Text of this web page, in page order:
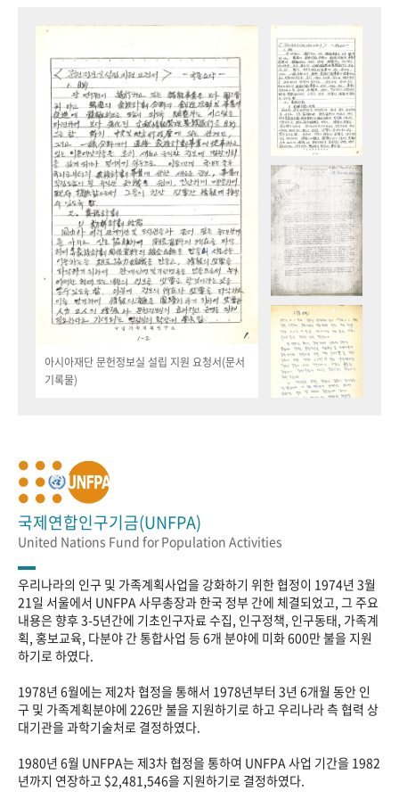
아시아재단 문헌정보실 설립 지원 요청서(문서
기록물)
국제연합인구기금(UNFPA)
United Nations Fund for Population Activities
우리나라의 인구 및 가족계획사업을 강화하기 위한 협정이 1974년 3월
21일 서울에서 UNFPA 사무총장과 한국 정부 간에 체결되었고, 그 주요
내용은 향후 3-5년간에 기초인구자료 수집, 인구정책, 인구동태, 가족계
획, 홍보교육, 다분야 간 통합사업 등 6개 분야에 미화 600만 불을 지원
하기로 하였다.
1978년 6월에는 제2차 협정을 통해서 1978년부터 3년 6개월 동안 인
구 및 가족계획분야에 226만 불을 지원하기로 하고 우리나라 측 협력 상
대기관을 과학기술처로 결정하였다.
1980년 6월 UNFPA는 제3차 협정을 통하여 UNFPA 사업 기간을 1982
년까지 연장하고 $2,481,546을 지원하기로 결정하였다.